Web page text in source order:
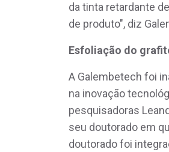
da tinta retardante
de produto", diz
Esfoliação do
A Galembetech foi
na inovação
pesquisadoras
seu doutorado em
doutorado foi